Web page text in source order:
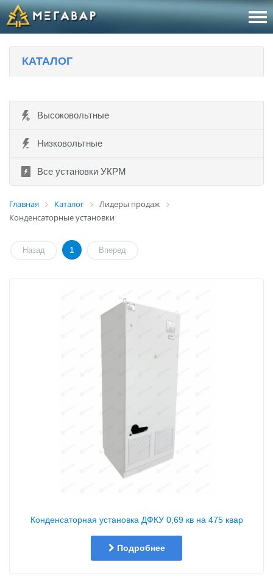
8
КАТАЛОГ
Высоковольтные
Низковольтные
Все установки УКРМ
Главная Каталог
Лидеры продаж
Конденсаторные установки
Назад 1 Вперед
Конденсаторная установка ДФКУ 0,69 кв на 475 квар
Подробнее